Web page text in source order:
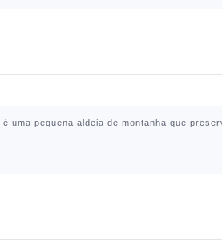
, é uma pequena aldeia de montanha que